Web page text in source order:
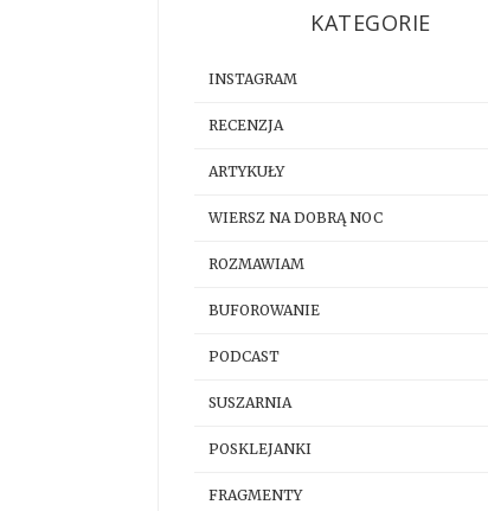
KATEGORIE
INSTAGRAM
RECENZJA
ARTYKUŁY
WIERSZ NA DOBRĄ NOC
ROZMAWIAM
BUFOROWANIE
PODCAST
SUSZARNIA
POSKLEJANKI
FRAGMENTY